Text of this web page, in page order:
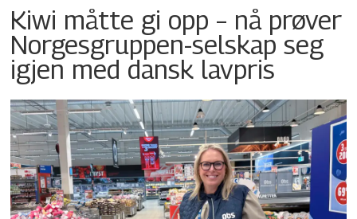
Kiwi måtte gi opp – nå prøver
Norgesgruppen-selskap seg
igjen med dansk lavpris